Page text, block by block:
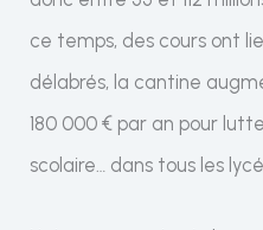
ce temps, des cours ont
délabrés, la cantine
180 000 € par an pour
scolaire… dans tous les